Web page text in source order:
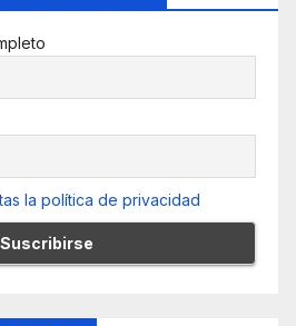
la política de privacidad